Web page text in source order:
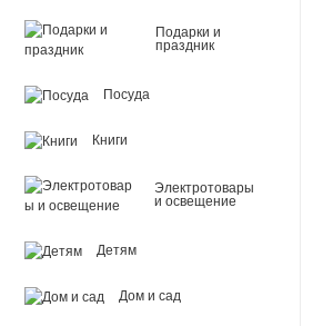
Подарки и
праздник
Посуда
Книги
Электротовары
и освещение
Детям
Дом и сад